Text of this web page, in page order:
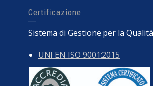
Certificazione
Sistema di Gestione per la Qualità
UNI EN ISO 9001:2015